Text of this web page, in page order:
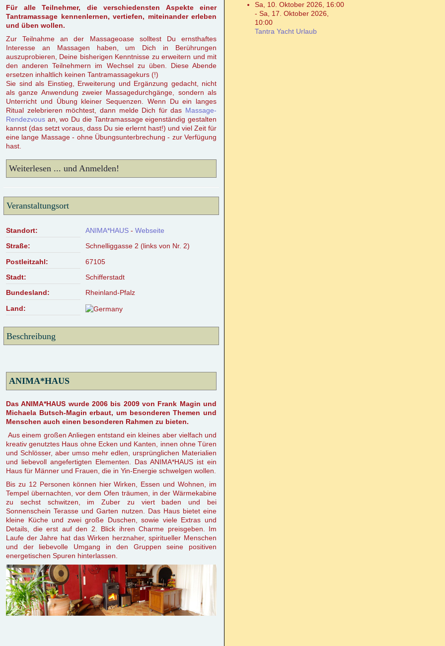
Für alle Teilnehmer, die verschiedensten Aspekte einer
Tantramassage kennenlernen, vertiefen, miteinander erleben
und üben wollen.
Zur Teilnahme an der Massageoase solltest Du ernsthaftes
Interesse an Massagen haben, um Dich in Berührungen
auszuprobieren, Deine bisherigen Kenntnisse zu erweitern und mit
den anderen Teilnehmern im Wechsel zu üben. Diese Abende
ersetzen inhaltlich keinen Tantramassagekurs (!)
Sie sind als Einstieg, Erweiterung und Ergänzung gedacht, nicht
als ganze Anwendung zweier Massagedurchgänge, sondern als
Unterricht und Übung kleiner Sequenzen. Wenn Du ein langes
Ritual zelebrieren möchtest, dann melde Dich für das Massage-
Rendezvous an, wo Du die Tantramassage eigenständig gestalten
kannst (das setzt voraus, dass Du sie erlernt hast!) und viel Zeit für
eine lange Massage - ohne Übungsunterbrechung - zur Verfügung
hast.
Weiterlesen ... und Anmelden!
Veranstaltungsort
Standort: ANIMA*HAUS - Webseite
Straße:
Schnelliggasse 2 (links von Nr. 2)
Postleitzahl:
67105
Stadt:
Schifferstadt
Bundesland:
Rheinland-Pfalz
Land:
Beschreibung
ANIMA*HAUS
Das ANIMA*HAUS wurde 2006 bis 2009 von Frank Magin und
Michaela Butsch-Magin erbaut, um besonderen Themen und
Menschen auch einen besonderen Rahmen zu bieten.
Aus einem großen Anliegen entstand ein kleines aber vielfach und
kreativ genutztes Haus ohne Ecken und Kanten, innen ohne Türen
und Schlösser, aber umso mehr edlen, ursprünglichen Materialien
und liebevoll angefertigten Elementen. Das ANIMA*HAUS ist ein
Haus für Männer und Frauen, die in Yin-Energie schwelgen wollen.
Bis zu 12 Personen können hier Wirken, Essen und Wohnen, im
Tempel übernachten, vor dem Ofen träumen, in der Wärmekabine
zu sechst schwitzen, im Zuber zu viert baden und bei
Sonnenschein Terasse und Garten nutzen. Das Haus bietet eine
kleine Küche und zwei große Duschen, sowie viele Extras und
Details, die erst auf den 2. Blick ihren Charme preisgeben. Im
Laufe der Jahre hat das Wirken herznaher, spiritueller Menschen
und der liebevolle Umgang in den Gruppen seine positiven
energetischen Spuren hinterlassen.
Sa, 10. Oktober 2026
16:00
- Sa, 17. Oktober 2026
10:00
Tantra Yacht Urlaub